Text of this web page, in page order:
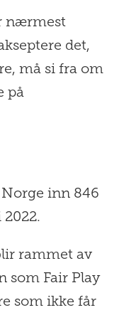
nærmest
det,
må si fra om
på
Norge inn 846
rammet av
som Fair Play
som ikke får